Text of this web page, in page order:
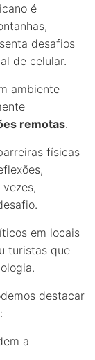
é
desafios
de celular.
ambiente
remotas.
físicas
em locais
turistas que
destacar
a